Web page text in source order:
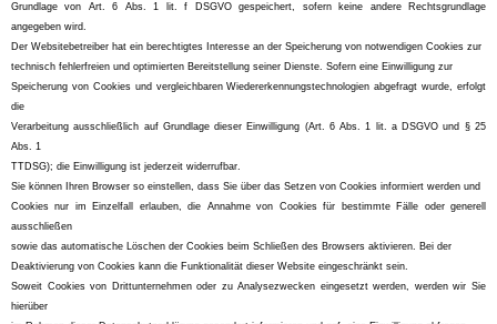
Grundlage von Art. 6 Abs. 1 lit. f DSGVO gespeichert, sofern keine andere Rechtsgrundlage
angegeben wird.
Der Websitebetreiber hat ein berechtigtes Interesse an der Speicherung von notwendigen Cookies zur
technisch fehlerfreien und optimierten Bereitstellung seiner Dienste. Sofern eine Einwilligung zur
Speicherung von Cookies und vergleichbaren Wiedererkennungstechnologien abgefragt wurde, erfolgt
die
Verarbeitung ausschließlich auf Grundlage dieser Einwilligung (Art. 6 Abs. 1 lit. a DSGVO und § 25
Abs. 1
TTDSG); die Einwilligung ist jederzeit widerrufbar.
Sie können Ihren Browser so einstellen, dass Sie über das Setzen von Cookies informiert werden und
Cookies nur im Einzelfall erlauben, die Annahme von Cookies für bestimmte Fälle oder generell
ausschließen
sowie das automatische Löschen der Cookies beim Schließen des Browsers aktivieren. Bei der
Deaktivierung von Cookies kann die Funktionalität dieser Website eingeschränkt sein.
Soweit Cookies von Drittunternehmen oder zu Analysezwecken eingesetzt werden, werden wir Sie
hierüber